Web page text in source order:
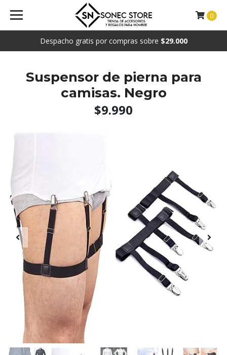
Despacho gratis por compras sobre $29.000
0
Suspensor de pierna para
camisas. Negro
$9.990